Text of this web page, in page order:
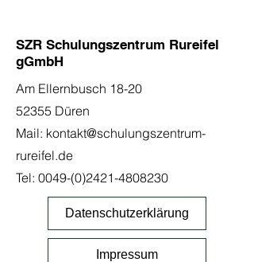
SZR Schulungszentrum Rureifel
gGmbH
Am Ellernbusch 18-20
52355 Düren
Mail: kontakt@schulungszentrum-
rureifel.de
Tel: 0049-(0)2421-4808230
Datenschutzerklärung
Impressum